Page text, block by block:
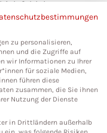
50
zu personalisieren,
und die Zugriffe auf
wir Informationen zu Ihrer
für soziale Medien,
führen diese
zusammen, die Sie ihnen
Nutzung der Dienste
in Drittländern außerhalb